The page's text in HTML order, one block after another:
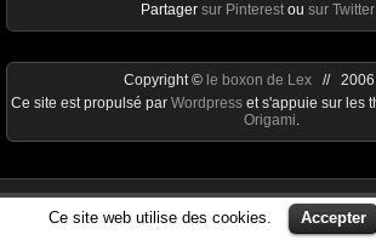
Partager sur Pinterest ou sur Twitter
Ce site web utilise des cookies. Accepter
Copyright © le boxon de Lex// 2006
Ce site est propulsé par Wordpress et s'appuie sur les
Origami.